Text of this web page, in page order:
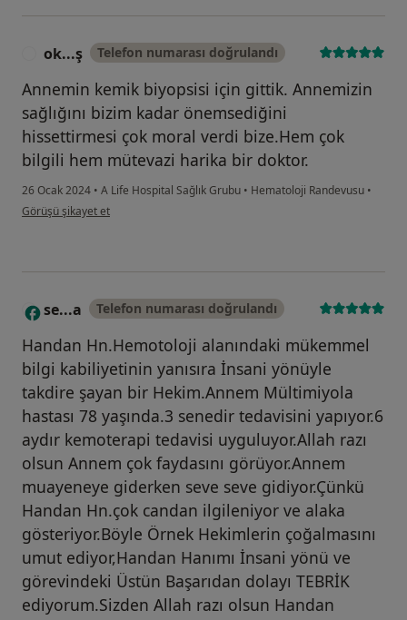
ok...ş Telefon numarası doğrulandı
Annemin kemik biyopsisi için gittik. Annemizin
sağlığını bizim kadar önemsediğini
hissettirmesi çok moral verdi bize.Hem çok
bilgili hem mütevazi harika bir doktor.
26 Ocak 2024 • A Life Hospital Sağlık Grubu • Hematoloji Randevusu •
kullanıcının görüşüne göre ok...ş
Görüşü şikayet et
S se...a Telefon numarası doğrulandı
Handan Hn.Hemotoloji alanındaki mükemmel
bilgi kabiliyetinin yanısıra İnsani yönüyle
takdire şayan bir Hekim.Annem Mültimiyola
hastası 78 yaşında.3 senedir tedavisini yapıyor.6
aydır kemoterapi tedavisi uyguluyor.Allah razı
olsun Annem çok faydasını görüyor.Annem
muayeneye giderken seve seve gidiyor.Çünkü
Handan Hn.çok candan ilgileniyor ve alaka
gösteriyor.Böyle Örnek Hekimlerin çoğalmasını
umut ediyor,Handan Hanımı İnsani yönü ve
görevindeki Üstün Başarıdan dolayı TEBRİK
ediyorum.Sizden Allah razı olsun Handan